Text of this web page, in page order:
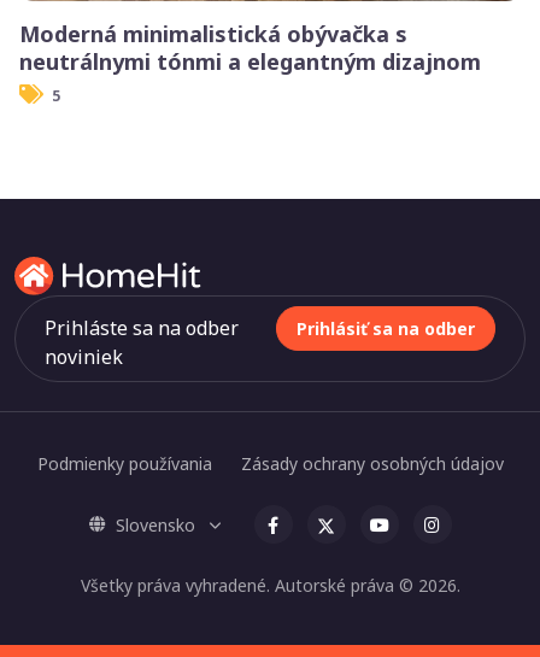
Moderná minimalistická obývačka s
neutrálnymi tónmi a elegantným dizajnom
5
Prihláste sa na odber
noviniek
Prihlásiť sa na odber
Všetky práva vyhradené. Autorské práva © 2026.
Podmienky používania Zásady ochrany osobných údajov
Slovensko